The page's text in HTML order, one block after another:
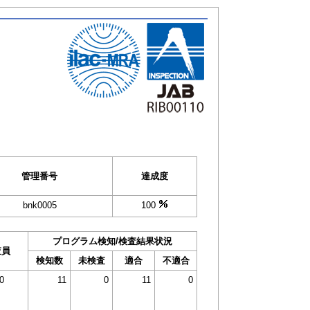
管理番号
達成度
bnk0005 100
プログラム検知/検査結果状況
検知数
未検査 適合 不適合
11 0 11 0